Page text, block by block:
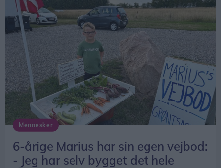
Mennesker
6-årige Marius har sin egen vejbod:
- Jeg har selv bygget det hele